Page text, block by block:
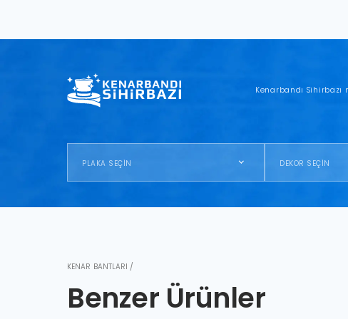
Kenarbandı
PLAKA SEÇİN DEKOR SEÇİN
KENAR BANTLARI /
Benzer Ürünler